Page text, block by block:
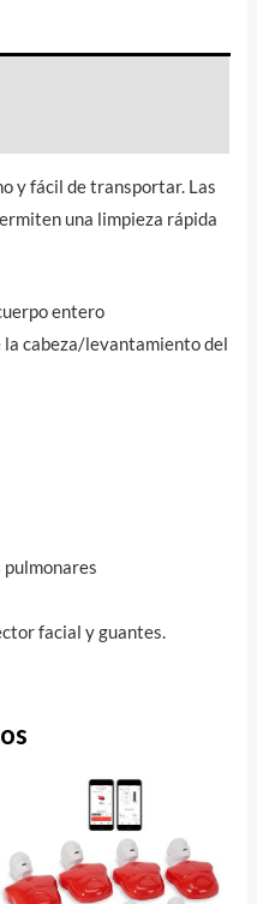
y fácil de transportar. Las
una limpieza rápida
entero
cabeza/levantamiento del
facial y guantes.